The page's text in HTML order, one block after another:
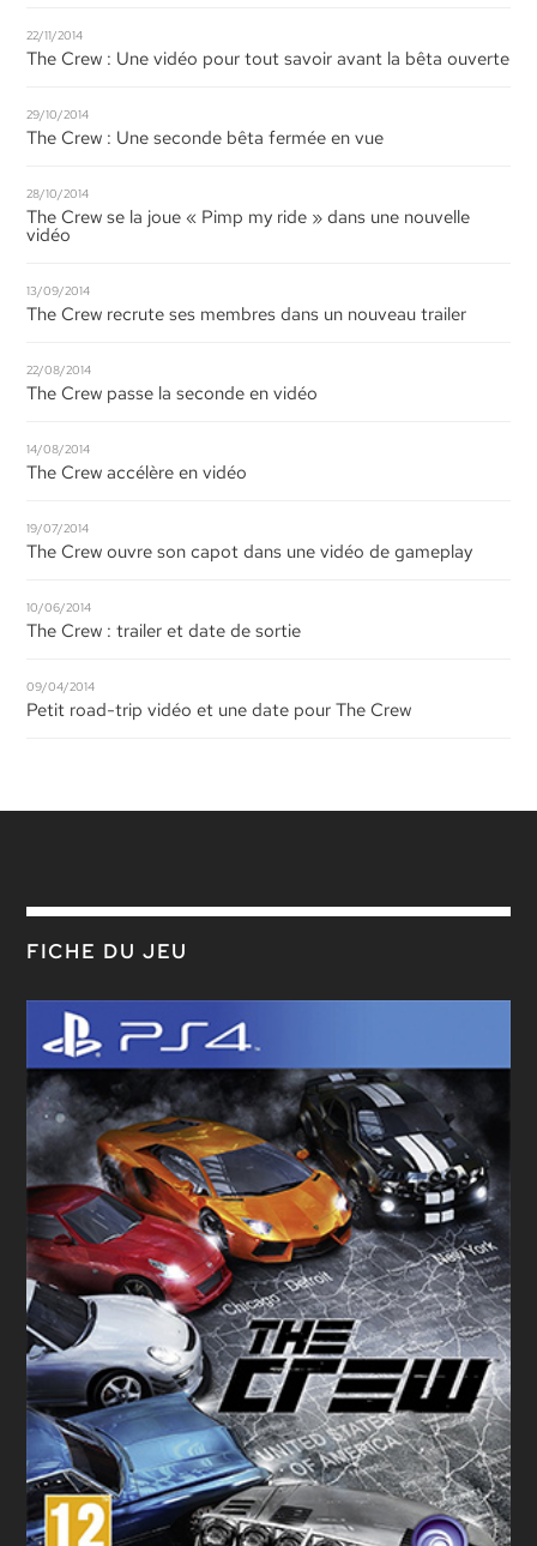
22/11/2014
The Crew : Une vidéo pour tout savoir avant la bêta ouverte
29/10/2014
The Crew : Une seconde bêta fermée en vue
28/10/2014
The Crew se la joue « Pimp my ride » dans une nouvelle
vidéo
13/09/2014
The Crew recrute ses membres dans un nouveau trailer
22/08/2014
The Crew passe la seconde en vidéo
14/08/2014
The Crew accélère en vidéo
19/07/2014
The Crew ouvre son capot dans une vidéo de gameplay
10/06/2014
The Crew : trailer et date de sortie
09/04/2014
Petit road-trip vidéo et une date pour The Crew
FICHE DU JEU